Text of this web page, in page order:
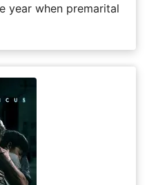
year when premarital